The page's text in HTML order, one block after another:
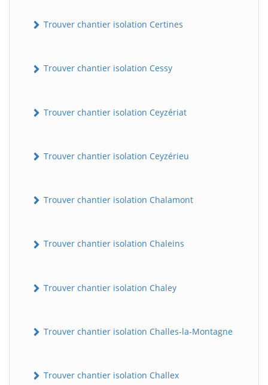
Trouver chantier isolation Certines
Trouver chantier isolation Cessy
Trouver chantier isolation Ceyzériat
Trouver chantier isolation Ceyzérieu
Trouver chantier isolation Chalamont
Trouver chantier isolation Chaleins
Trouver chantier isolation Chaley
Trouver chantier isolation Challes-la-Montagne
Trouver chantier isolation Challex